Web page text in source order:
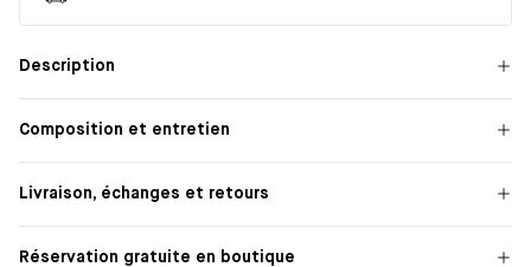
Description
Composition et entretien
Livraison, échanges et retours
Réservation gratuite en boutique